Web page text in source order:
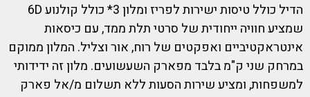
הדיל כולל טיסות ישירות לפריז ומלון 3* כולל קולנוע 6D
שמציע חוויה ייחודית של סרטי תלת ממד, עם כיסאות
אינטראקטיביים ואפקטים של רוח, אור וצליל. המלון ממוקם
במרחק שני ק"מ בלבד מפארק השעשועים. מלון זה ידידותי
למשפחות, ומציע שירות הסעות ללא תשלום מ/אל פארק